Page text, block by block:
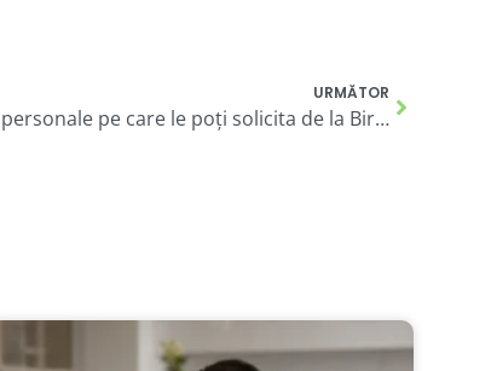
URMĂTOR
Ești bugetar? Tipuri de credite de nevoi personale pe care le poți solicita de la Biroul de Credite Rapide și avantajele acestora